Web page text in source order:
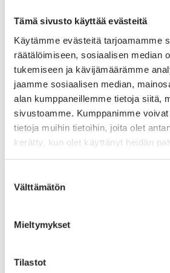
Tämä sivusto käyttää evästeitä
Käytämme evästeitä tarjoamamme
räätälöimiseen, sosiaalisen median
tukemiseen ja kävijämäärämme
jaamme sosiaalisen median,
alan kumppaneillemme tietoja siitä,
sivustoamme. Kumppanimme
tietoja muihin tietoihin, joita olet
kerätty, kun olet käyttänyt heidän
valinta
Välttämätön
Mieltymykset
Tilastot
osaamista
Tekstiiliala on tärkeä osa
huoltovarmuutta
Luodaan kannusteet
siirtymään
EU-vaikuttaminen
Tekstiilien
Kannanotot ja lausunnot
Lausunnot ja
Pikamuodin rajoittaminen
Vaikuttajaryhmät
Työelämä-
Kansainvälinen
Kestävä
Suomen Tekstiili & Muodin